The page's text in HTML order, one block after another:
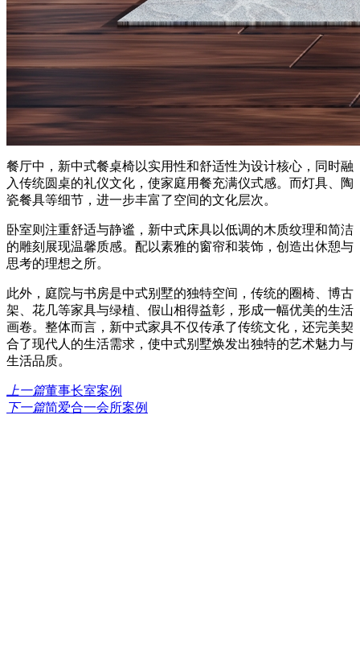
餐厅中，新中式餐桌椅以实用性和舒适性为设计核心，同时融
入传统圆桌的礼仪文化，使家庭用餐充满仪式感。而灯具、陶
瓷餐具等细节，进一步丰富了空间的文化层次。
卧室则注重舒适与静谧，新中式床具以低调的木质纹理和简洁
的雕刻展现温馨质感。配以素雅的窗帘和装饰，创造出休憩与
思考的理想之所。
此外，庭院与书房是中式别墅的独特空间，传统的圈椅、博古
架、花几等家具与绿植、假山相得益彰，形成一幅优美的生活
画卷。整体而言，新中式家具不仅传承了传统文化，还完美契
合了现代人的生活需求，使中式别墅焕发出独特的艺术魅力与
生活品质。
上一篇董事长室案例
下一篇简爱合一会所案例